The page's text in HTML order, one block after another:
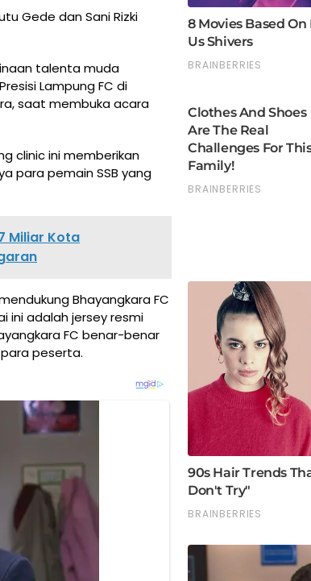
Gede dan Sani Rizki
talenta muda
Lampung FC di
saat membuka acara
clinic ini memberikan
para pemain SSB yang
Miliar Kota
Bhayangkara FC
ini adalah jersey resmi
FC benar-benar
peserta.